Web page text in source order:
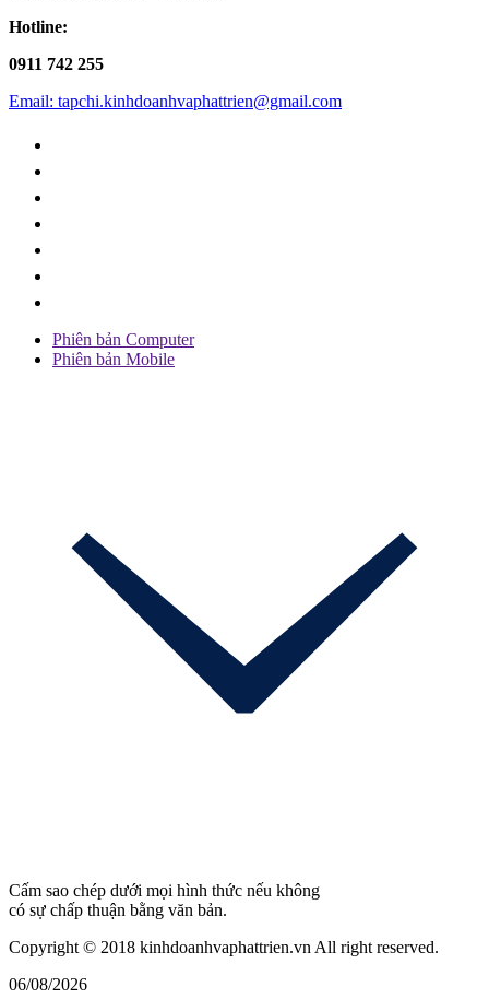
Hotline:
0911 742 255
Email: tapchi.kinhdoanhvaphattrien@gmail.com
Phiên bản Computer
Phiên bản Mobile
Cấm sao chép dưới mọi hình thức nếu không
có sự chấp thuận bằng văn bản.
Copyright © 2018 kinhdoanhvaphattrien.vn All right reserved.
06/08/2026